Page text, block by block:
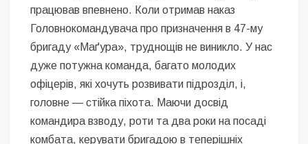
працював впевнено. Коли отримав наказ
Головнокомандувача про призначення в 47-му
бригаду «Маґура», труднощів не виникло. У нас
дуже потужна команда, багато молодих
офіцерів, які хочуть розвивати підрозділ, і,
головне — стійка піхота. Маючи досвід
командира взводу, роти та два роки на посаді
комбата, керувати бригадою в теперішніх